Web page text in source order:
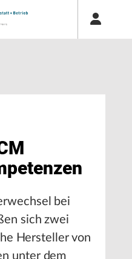
bei
sich zwei
Hersteller von
unter dem